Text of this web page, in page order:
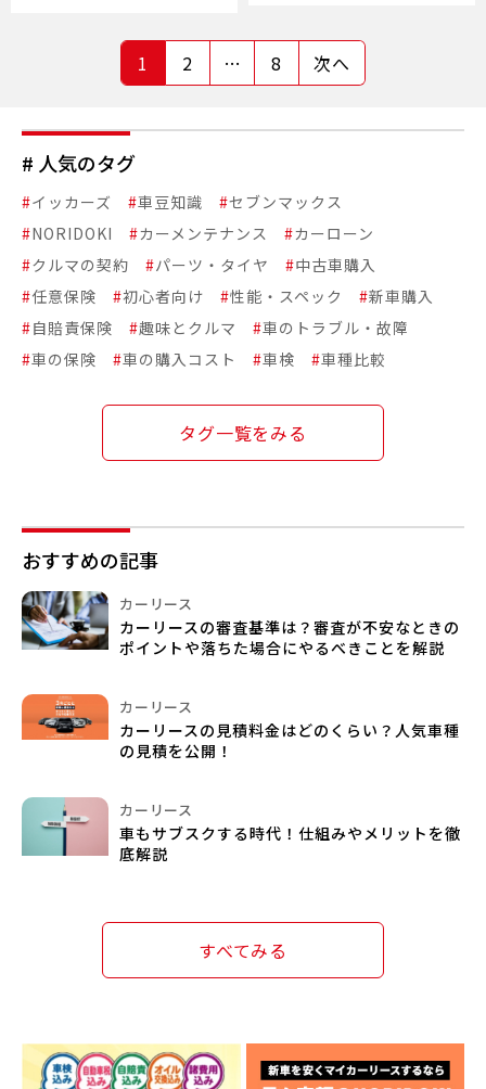
1 2 … 8 次へ
# 人気のタグ
#イッカーズ #車豆知識 #セブンマックス
#NORIDOKI #カーメンテナンス #カーローン
#クルマの契約 #パーツ・タイヤ #中古車購入
#任意保険 #初心者向け #性能・スペック #新車購入
#自賠責保険 #趣味とクルマ #車のトラブル・故障
#車の保険 #車の購入コスト #車検 #車種比較
タグ一覧をみる
おすすめの記事
カーリース
カーリースの審査基準は？審査が不安なときの
ポイントや落ちた場合にやるべきことを解説
カーリース
カーリースの見積料金はどのくらい？人気車種
の見積を公開！
カーリース
車もサブスクする時代！仕組みやメリットを徹
底解説
すべてみる